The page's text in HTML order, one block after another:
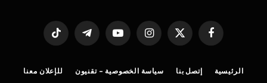
فيسبوك
X
الانستغراميوتيوب تيلقرام تيكتوك
الرئيسية إتصل بنا سياسة الخصوصية – تقنيون للإعلان معنا